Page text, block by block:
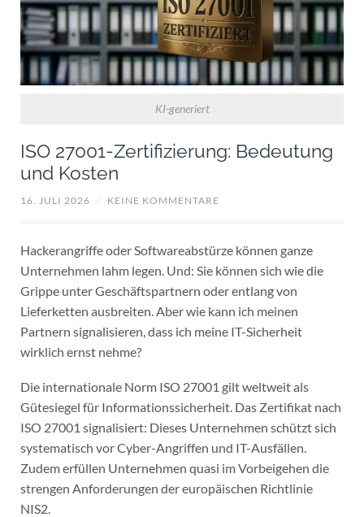
KI-generiert
ISO 27001-Zertifizierung: Bedeutung
und Kosten
16. JULI 2026 / KEINE KOMMENTARE
Hackerangriffe oder Softwareabstürze können ganze
Unternehmen lahm legen. Und: Sie können sich wie die
Grippe unter Geschäftspartnern oder entlang von
Lieferketten ausbreiten. Aber wie kann ich meinen
Partnern signalisieren, dass ich meine IT-Sicherheit
wirklich ernst nehme?
Die internationale Norm ISO 27001 gilt weltweit als
Gütesiegel für Informationssicherheit. Das Zertifikat nach
ISO 27001 signalisiert: Dieses Unternehmen schützt sich
systematisch vor Cyber-Angriffen und IT-Ausfällen.
Zudem erfüllen Unternehmen quasi im Vorbeigehen die
strengen Anforderungen der europäischen Richtlinie
NIS2.